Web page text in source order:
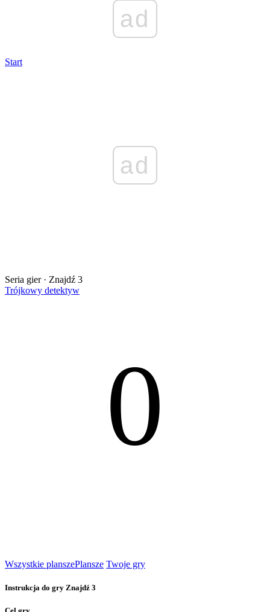
ad
Start
ad
Seria gier · Znajdź 3
Trójkowy detektyw
0
Wszystkie planszePlansze Twoje gry
Instrukcja do gry Znajdź 3